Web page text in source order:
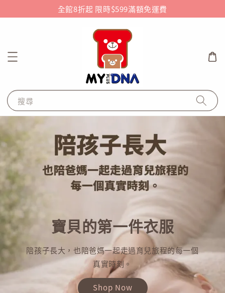
全館8折起 限時$599滿額免運費
搜尋
寶貝的第一件衣服
陪孩子長大，也陪爸媽一起走過育兒旅程的每一個
真實時刻。
Shop Now